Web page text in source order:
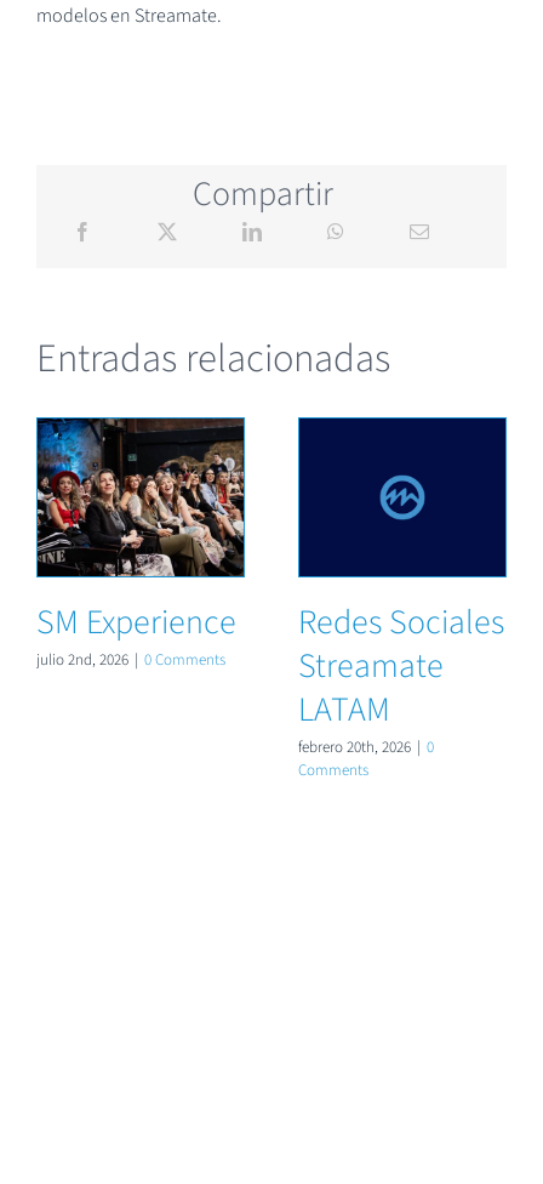
modelos en Streamate.
Compartir
Entradas relacionadas
SM Experience
julio 2nd, 2026 | 0 Comments
Redes Sociales
Streamate
LATAM
febrero 20th, 2026 | 0
Comments